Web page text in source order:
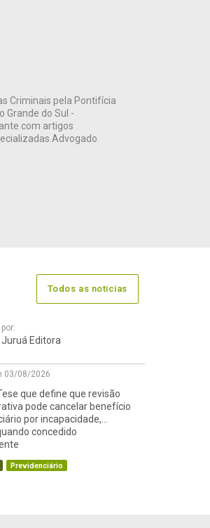
Criminais pela Pontifícia
Grande do Sul -
com artigos
Todos as noticias
por:
Juruá Editora
03/08/2026
que define que revisão
pode cancelar benefício
por incapacidade,
concedido
Previdenciário